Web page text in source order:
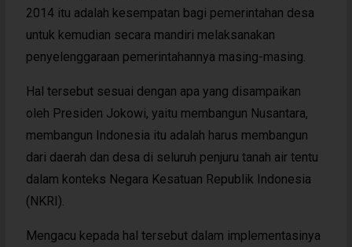
2014 itu adalah kesempatan bagi pemerintahan desa
untuk kemudian secara mandiri melaksanakan
penyelenggaraan pemerintahannya masing-masing.
Hal tersebut sesuai dengan apa yang disampaikan
oleh Presiden Jokowi, yaitu membangun Nusantara,
membangun Indonesia itu adalah harus membangun
dari daerah dan desa di seluruh penjuru tanah air tentu
dalam konteks Negara Kesatuan Republik Indonesia
(NKRI).
Mengacu kepada hal tersebut dalam implementasinya